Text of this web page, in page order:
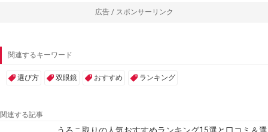
広告 / スポンサーリンク
関連するキーワード
選び方 双眼鏡 おすすめ ランキング
関連する記事